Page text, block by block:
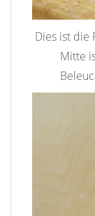
Dies ist die
Mitte